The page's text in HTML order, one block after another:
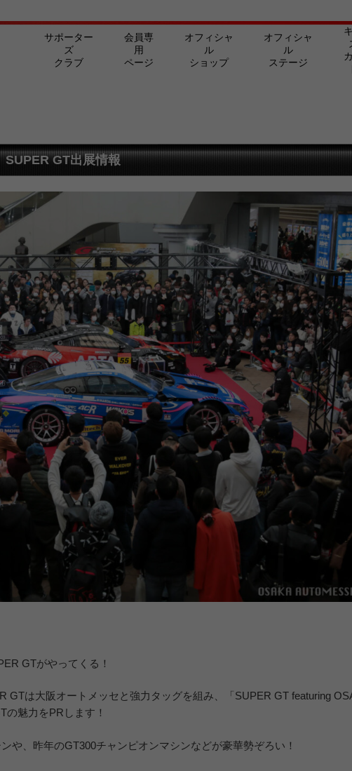
サポーター
ズ
クラブ
会員専
用
ページ
オフィシャ
ル
ショップ
オフィシャ
ル
ステージ
SUPER GT出展情報
GTがやってくる！
GTは大阪オートメッセと強力タッグを組み、「SUPER GT featuring
魅力をPRします！
や、昨年のGT300チャンピオンマシンなどが豪華勢ぞろい！